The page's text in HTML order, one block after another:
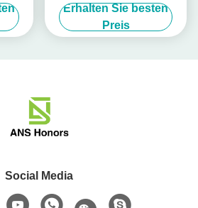
Aufladungskabel 2 EV-
Ladegerät
Erhalten Sie besten
Preis
Social Media